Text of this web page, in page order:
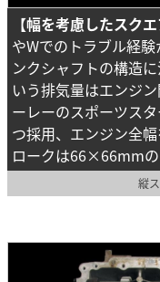
【幅を考慮したスク
やWでのトラブル経
ンクシャフトの構造
いう排気量はエンジ
ーレーのスポーツス
つ採用、エンジン全
ロークは66×66mmの
縦